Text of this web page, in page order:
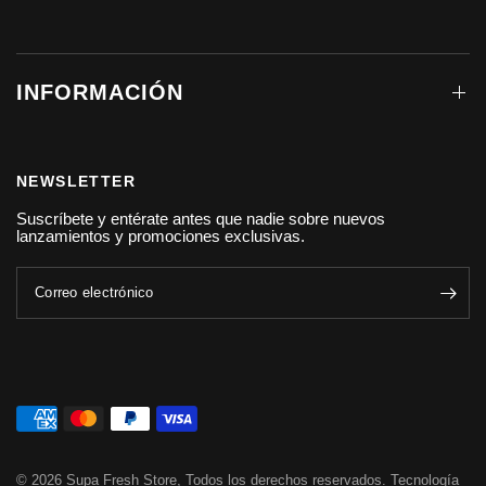
INFORMACIÓN
NEWSLETTER
Suscríbete y entérate antes que nadie sobre nuevos
lanzamientos y promociones exclusivas.
Correo electrónico
© 2026 Supa Fresh Store, Todos los derechos reservados.Tecnología